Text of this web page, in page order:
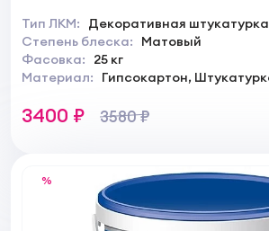
Тип ЛКМ:
Декоративная штукатурка
Степень блеска:
Матовый
Фасовка:
25 кг
Материал:
3400 ₽ 3580 ₽
%